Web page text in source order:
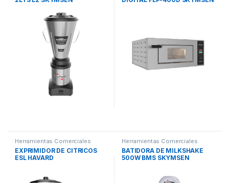
Herramientas Comerciales
EXPRIMIDOR DE CITRICOS
ESL HAVARD
Herramientas Comerciales
BATIDORA DE MILKSHAKE
500W BMS SKYMSEN